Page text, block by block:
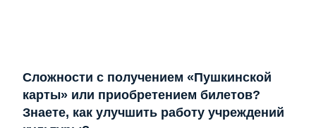
Сложности с получением «Пушкинской
карты» или приобретением билетов?
Знаете, как улучшить работу учреждений